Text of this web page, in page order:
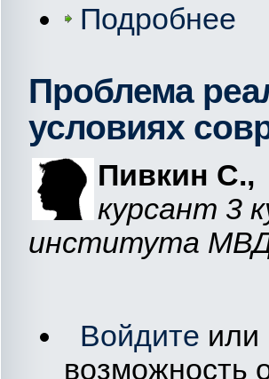
Подробнее
Проблема
условиях
Пивкин С.,
курсант 3
института
Войдите или
возможность